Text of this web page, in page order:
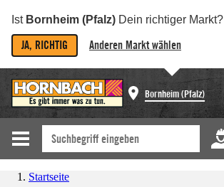
Ist Bornheim (Pfalz) Dein richtiger Markt?
JA, RICHTIG Anderen Markt wählen
Bornheim (Pfalz)
Startseite